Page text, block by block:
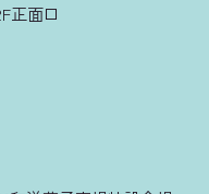
正面口